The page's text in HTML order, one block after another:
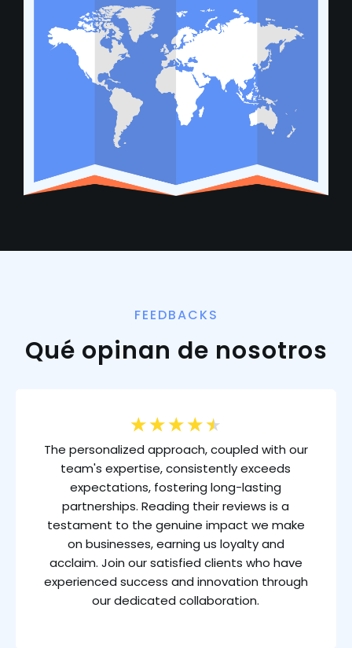
FEEDBACKS
Qué opinan de nosotros
★ ★ ★ ★ ★
The personalized approach, coupled with our
team's expertise, consistently exceeds
expectations, fostering long-lasting
partnerships. Reading their reviews is a
testament to the genuine impact we make
on businesses, earning us loyalty and
acclaim. Join our satisfied clients who have
experienced success and innovation through
our dedicated collaboration.